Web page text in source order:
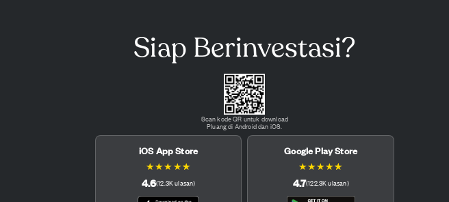
Siap Berinvestasi?
Scan kode QR untuk download
Pluang di Android dan iOS.
iOS App Store
★★★ ★★
4.6(12.3Kulasan)
Google Play Store
★★★★★
4.7(122.3Kulasan)